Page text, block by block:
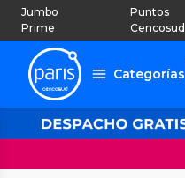
Jumbo
Prime
Puntos
Cencosud
Categorías